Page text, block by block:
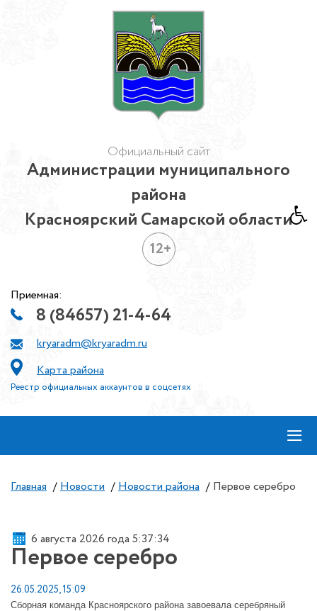
Официальный сайт
Администрации муниципального
района
Красноярский Самарской области
12+
Приемная:
8 (84657) 21-4-64
kryaradm@kryaradm.ru
Карта района
Реестр официальных аккаунтов в соцсетях
≡
Главная / Новости / Новости района / Первое серебро
6 августа 2026 года 5:37:34
Первое серебро
26.05.2025, 15:09
Сборная команда Красноярского района завоевала серебряный